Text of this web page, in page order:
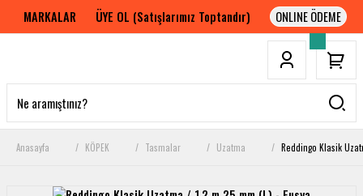
MARKALAR ÜYE OL (Satışlarımız Toptandır)
Anasayfa KÖPEK Tasmalar Uzatma Reddingo Klasik